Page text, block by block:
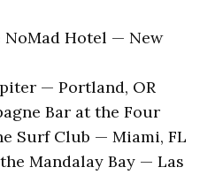
NoMad Hotel — New
— Portland, OR
Bar at the Four
Surf Club — Miami, FL
Mandalay Bay — Las